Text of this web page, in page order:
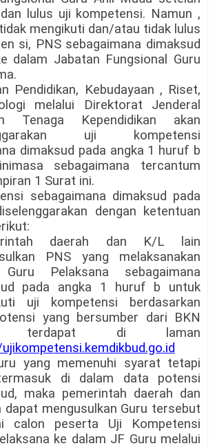
lulus uji kompetensi. Namun ,
mengikuti dan/atau tidak lulus
si, PNS sebagaimana dimaksud
dalam Jabatan Fungsional Guru
Pendidikan, Kebudayaan , Riset,
melalui Direktorat Jenderal
Tenaga Kependidikan akan
uji kompetensi
dimaksud pada angka 1 huruf b
sebagaimana tercantum
1 Surat ini.
sebagaimana dimaksud pada
dengan ketentuan
daerah dan K/L lain
PNS yang melaksanakan
Pelaksana sebagaimana
pada angka 1 huruf b untuk
uji kompetensi berdasarkan
yang bersumber dari BKN
terdapat di laman
yang memenuhi syarat tetapi
di dalam data potensi
maka pemerintah daerah dan
dapat mengusulkan Guru tersebut
calon peserta Uji Kompetensi
ke dalam JF Guru melalui